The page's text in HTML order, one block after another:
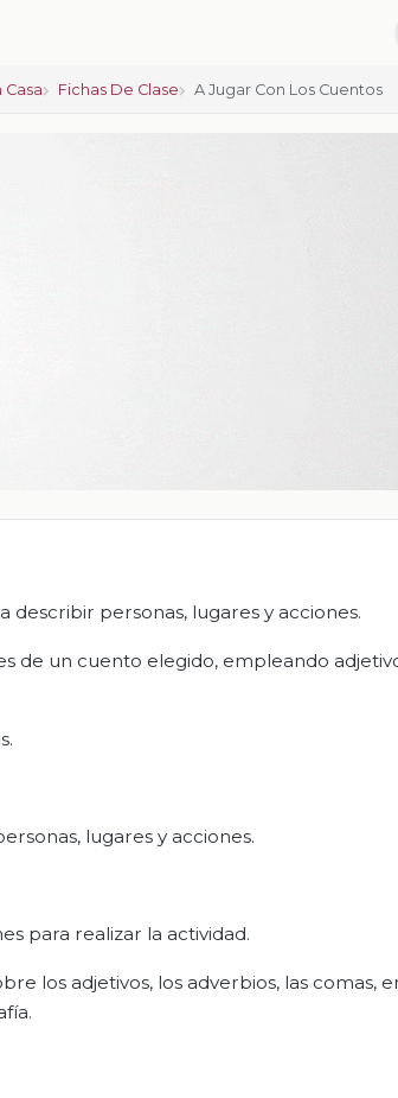
Fichas De Clase A Jugar Con Los Cuentos
describir personas, lugares y acciones.
de un cuento elegido, empleando
lugares y acciones.
para realizar la actividad.
los adjetivos, los adverbios, las comas,